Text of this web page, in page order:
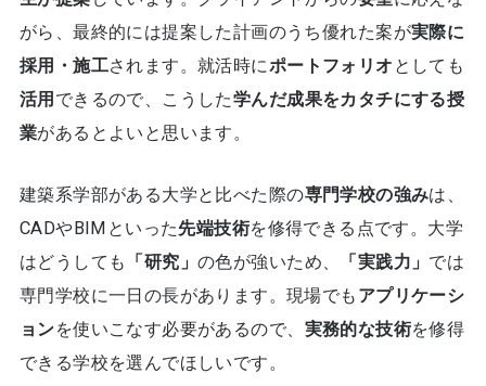
がら、最終的には提案した計画のうち優れた案が実際に
採用・施工されます。就活時にポートフォリオ としても
活用 できるので、こうした学んだ成果をカタチにする授
業があるとよいと思います。
建築系学部がある大学と比べた際の専門学校の強みは、
CADやBIMといった先端技術を修得できる点です。大学
はどうしても 「研究」の色が強いため、 「実践力」 では
専門学校に一日の長があります。現場でも アプリケーシ
ョンを使いこなす必要があるので、 実務的な技術を修得
できる学校を選んでほしいです。